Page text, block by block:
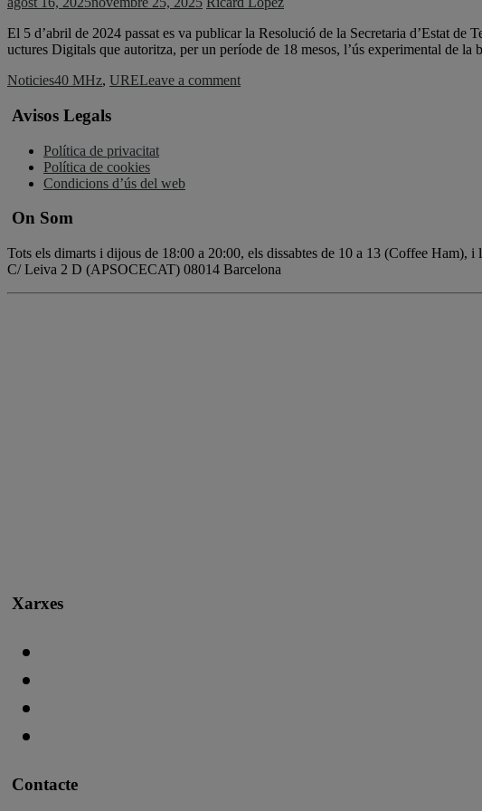
El 5 d’abril de 2024 passat es va publicar la Resolució de la Secretaria d’Estat de
uctures Digitals que autoritza, per un període de 18 mesos, l’ús experimental de
Noticies40 MHz, URELeave a comment
Avisos Legals
Política de privacitat
Política de cookies
Condicions d’ús del web
On Som
Tots els dimarts i dijous de 18:00 a 20:00, els dissabtes de 10 a 13 (Coffee Ham), i
C/ Leiva 2 D (APSOCECAT) 08014 Barcelona
Xarxes
Contacte